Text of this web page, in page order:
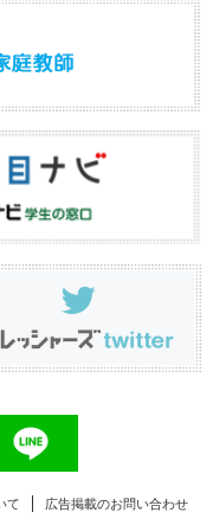
て 広告掲載のお問い合わせ